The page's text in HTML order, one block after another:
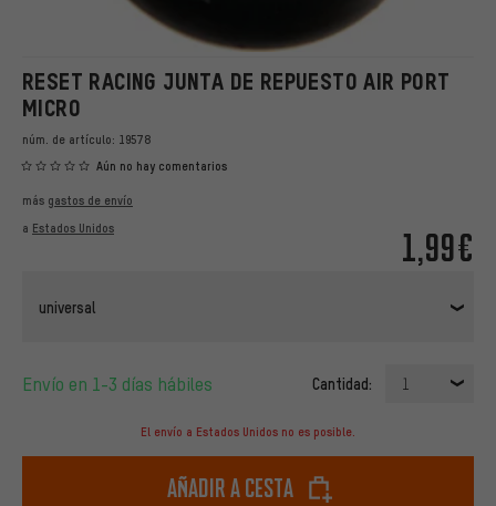
RESET RACING JUNTA DE REPUESTO AIR PORT
MICRO
núm. de artículo: 19578
Aún no hay comentarios
1,99€
más gastos de envío
a Estados Unidos
universal
Envío en 1-3 días hábiles Cantidad: 1
El envío a Estados Unidos no es posible.
Añadir a cesta